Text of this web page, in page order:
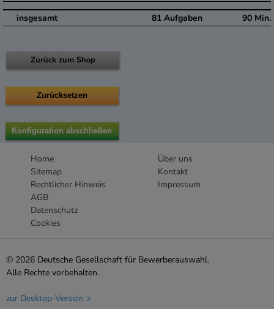
insgesamt 81 Aufgaben 90 Min.
Zurück zum Shop
Home
Sitemap
Rechtlicher Hinweis
AGB
Datenschutz
Cookies
Über uns
Kontakt
Impressum
© 2026 Deutsche Gesellschaft für Bewerberauswahl.
Alle Rechte vorbehalten.
zur Desktop-Version >